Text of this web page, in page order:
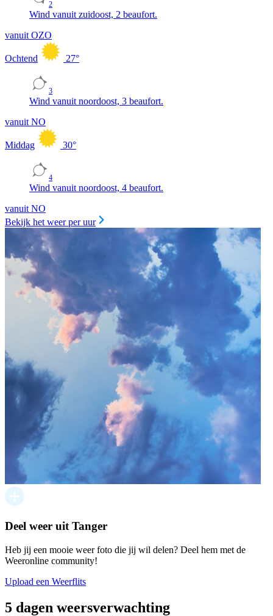
2
Wind vanuit zuidoost, 2 beaufort.
vanuit OZO
Ochtend 27°
3
Wind vanuit noordoost, 3 beaufort.
vanuit NO
Middag 30°
4
Wind vanuit noordoost, 4 beaufort.
vanuit NO
Bekijk het weer per uur
Deel weer uit Tanger
Heb jij een mooie weer foto die jij wil delen? Deel hem met de
Weeronline community!
Upload een Weerflits
5 dagen weersverwachting